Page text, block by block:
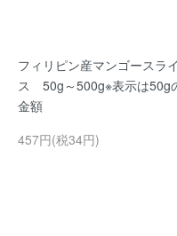
フィリピン産マンゴースライ
ス 50g～500g※表示は50g
金額
457円(税34円)